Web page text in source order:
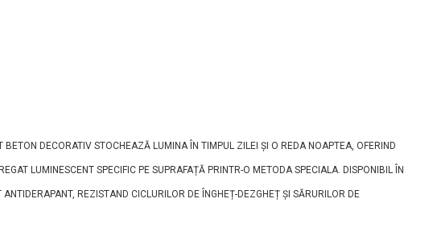
DECORATIV STOCHEAZĂ LUMINA ÎN TIMPUL ZILEI ȘI O REDA NOAPTEA, OFERIND
LUMINESCENT SPECIFIC PE SUPRAFAȚĂ PRINTR-O METODA SPECIALA. DISPONIBIL ÎN
REZISTAND CICLURILOR DE ÎNGHEȚ-DEZGHEȚ ȘI SĂRURILOR DE